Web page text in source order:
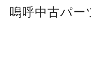
嗚呼中古パー